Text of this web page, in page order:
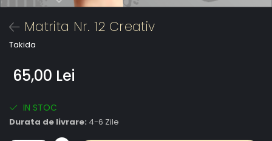
Matrita Nr. 12 Creativ
Takida
65,00 Lei
IN STOC
Durata de livrare: 4-6 Zile